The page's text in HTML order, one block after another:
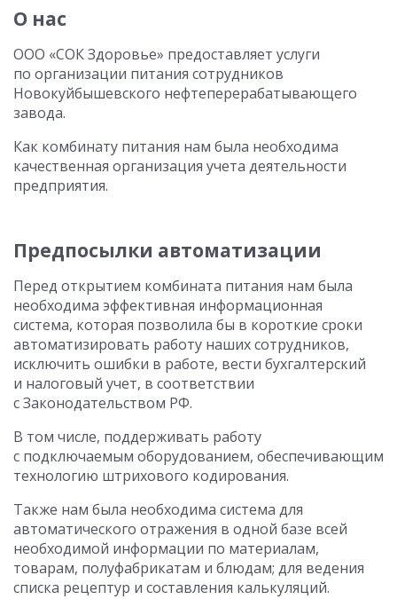
О нас
ООО «СОК Здоровье» предоставляет услуги
по организации питания сотрудников
Новокуйбышевского нефтеперерабатывающего
завода.
Как комбинату питания нам была необходима
качественная организация учета деятельности
предприятия.
Предпосылки автоматизации
Перед открытием комбината питания нам была
необходима эффективная информационная
система, которая позволила бы в короткие сроки
автоматизировать работу наших сотрудников,
исключить ошибки в работе, вести бухгалтерский
и налоговый учет, в соответствии
с Законодательством РФ.
В том числе, поддерживать работу
с подключаемым оборудованием, обеспечивающим
технологию штрихового кодирования.
Также нам была необходима система для
автоматического отражения в одной базе всей
необходимой информации по материалам,
товарам, полуфабрикатам и блюдам; для ведения
списка рецептур и составления калькуляций.